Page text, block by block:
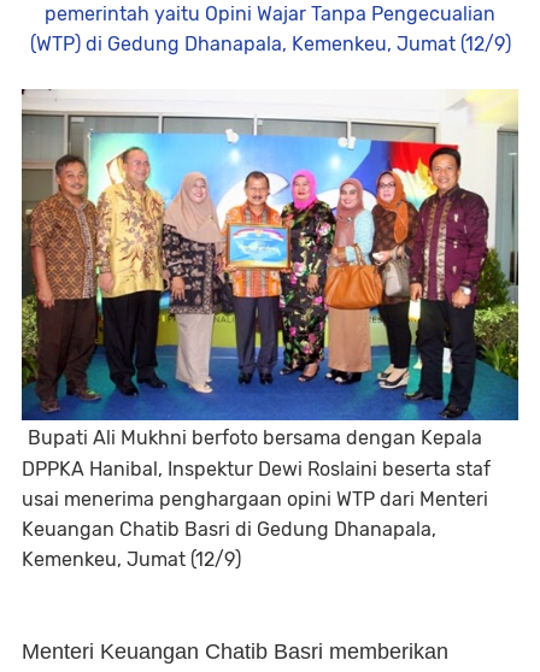
pemerintah yaitu Opini Wajar Tanpa Pengecualian
(WTP) di Gedung Dhanapala, Kemenkeu, Jumat (12/9)
Bupati Ali Mukhni berfoto bersama dengan Kepala
DPPKA Hanibal, Inspektur Dewi Roslaini beserta staf
usai menerima penghargaan opini WTP dari Menteri
Keuangan Chatib Basri di Gedung Dhanapala,
Kemenkeu, Jumat (12/9)
Menteri Keuangan Chatib Basri memberikan